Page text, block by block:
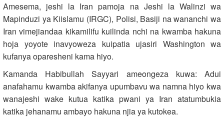
Amesema, jeshi la Iran pamoja na Jeshi la Walinzi wa
Mapinduzi ya Kiislamu (IRGC), Polisi, Basiji na wananchi wa
Iran vimejiandaa kikamilifu kuilinda nchi na kwamba hakuna
hoja yoyote inavyoweza kuipatia ujasiri Washington wa
kufanya oparesheni kama hiyo.
Kamanda Habibullah Sayyari ameongeza kuwa: Adui
anafahamu kwamba akifanya upumbavu wa namna hiyo kwa
wanajeshi wake kutua katika pwani ya Iran atatumbukia
katika jehanamu ambayo hakuna njia ya kutokea.